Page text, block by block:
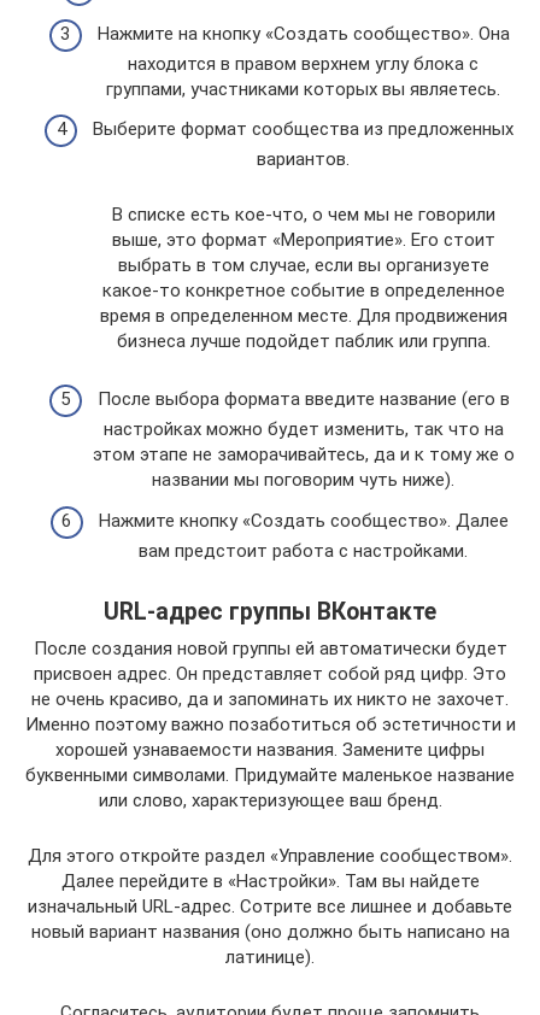
Нажмите на кнопку «Создать сообщество». Она
находится в правом верхнем углу блока с
группами, участниками которых вы являетесь.
Выберите формат сообщества из предложенных
вариантов.
В списке есть кое-что, о чем мы не говорили
выше, это формат «Мероприятие». Его стоит
выбрать в том случае, если вы организуете
какое-то конкретное событие в определенное
время в определенном месте. Для продвижения
бизнеса лучше подойдет паблик или группа.
После выбора формата введите название (его в
настройках можно будет изменить, так что на
этом этапе не заморачивайтесь, да и к тому же о
названии мы поговорим чуть ниже).
Нажмите кнопку «Создать сообщество». Далее
вам предстоит работа с настройками.
URL-адрес группы ВКонтакте
После создания новой группы ей автоматически будет
присвоен адрес. Он представляет собой ряд цифр. Это
не очень красиво, да и запоминать их никто не захочет.
Именно поэтому важно позаботиться об эстетичности и
хорошей узнаваемости названия. Замените цифры
буквенными символами. Придумайте маленькое название
или слово, характеризующее ваш бренд.
Для этого откройте раздел «Управление сообществом».
Далее перейдите в «Настройки». Там вы найдете
изначальный URL-адрес. Сотрите все лишнее и добавьте
новый вариант названия (оно должно быть написано на
латинице).